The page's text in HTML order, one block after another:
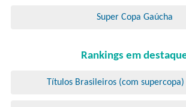
Super Copa Gaúcha
Rankings em
Títulos Brasileiros (com